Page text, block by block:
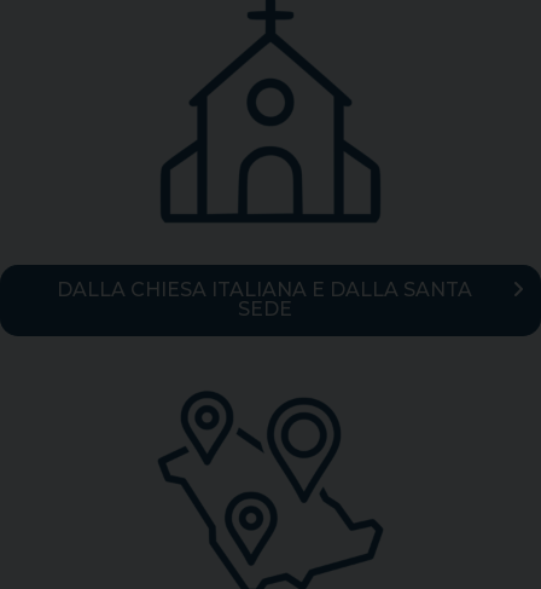
DALLA CHIESA ITALIANA E DALLA SANTA
SEDE